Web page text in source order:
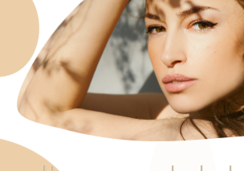
Soins
Je veux faire un bon cadeau
Plan d’accès
Prendre RDV